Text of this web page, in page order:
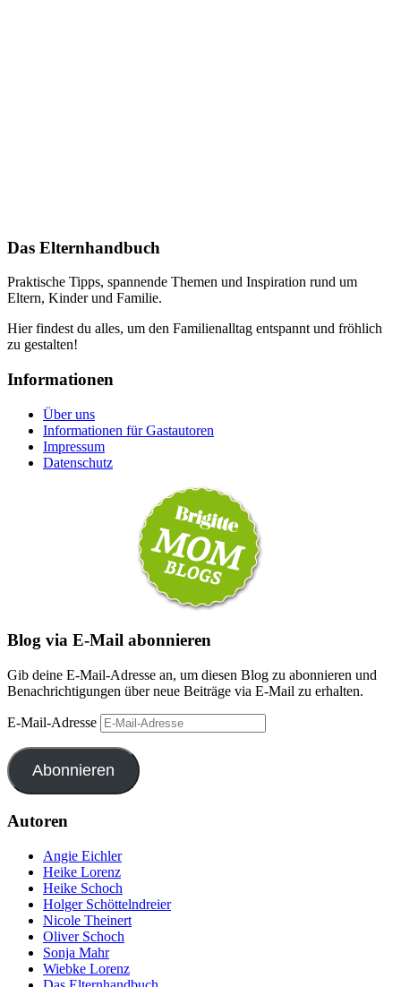
Das Elternhandbuch
Praktische Tipps, spannende Themen und Inspiration rund um
Eltern, Kinder und Familie.
Hier findest du alles, um den Familienalltag entspannt und fröhlich
zu gestalten!
Informationen
Über uns
Informationen für Gastautoren
Impressum
Datenschutz
Blog via E-Mail abonnieren
Gib deine E-Mail-Adresse an, um diesen Blog zu abonnieren und
Benachrichtigungen über neue Beiträge via E-Mail zu erhalten.
E-Mail-Adresse
Abonnieren
Autoren
Angie Eichler
Heike Lorenz
Heike Schoch
Holger Schöttelndreier
Nicole Theinert
Oliver Schoch
Sonja Mahr
Wiebke Lorenz